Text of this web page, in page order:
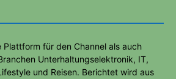
Plattform für den Channel als auch
Unterhaltungselektronik, IT,
und Reisen. Berichtet wird aus